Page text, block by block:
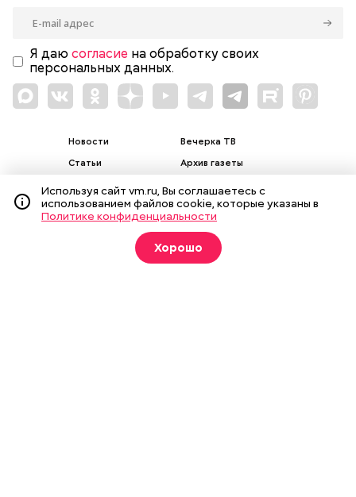
Я даю согласие на обработку своих
персональных данных.
Новости
Статьи
Фотогалереи
Вечерка ТВ
Архив газеты
Пресса в образовании
Используя сайт vm.ru, Вы соглашаетесь с
использованием файлов cookie, которые указаны в
Политике конфиденциальности
Хорошо